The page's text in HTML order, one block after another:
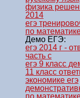
физика
2014
егэ
по
Демо ЕГЭ:
егэ 2014 г -
часть c
егэ 9 класс
11 класс
экономике егэ
по